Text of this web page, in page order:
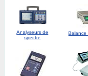
Analyseurs de
spectre
Balance